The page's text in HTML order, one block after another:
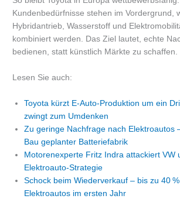
Kundenbedürfnisse stehen im Vordergrund,
Hybridantrieb, Wasserstoff und
kombiniert werden. Das Ziel lautet, echte
bedienen, statt künstlich Märkte zu schaffen.
Lesen Sie auch:
Toyota kürzt E-Auto-Produktion um ein
zwingt zum Umdenken
Zu geringe Nachfrage nach Elektroautos
Bau geplanter Batteriefabrik
Motorenexperte Fritz Indra attackiert VW
Elektroauto-Strategie
Schock beim Wiederverkauf – bis zu 40
Elektroautos im ersten Jahr